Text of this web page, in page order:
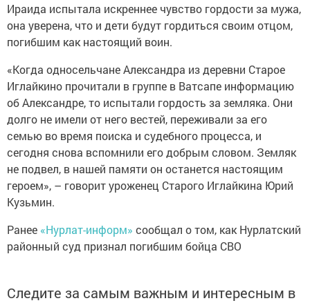
Ираида испытала искреннее чувство гордости за мужа,
она уверена, что и дети будут гордиться своим отцом,
погибшим как настоящий воин.
«Когда односельчане Александра из деревни Старое
Иглайкино прочитали в группе в Ватсапе информацию
об Александре, то испытали гордость за земляка. Они
долго не имели от него вестей, переживали за его
семью во время поиска и судебного процесса, и
сегодня снова вспомнили его добрым словом. Земляк
не подвел, в нашей памяти он останется настоящим
героем», – говорит уроженец Старого Иглайкина Юрий
Кузьмин.
Ранее «Нурлат-информ» сообщал о том, как Нурлатский
районный суд признал погибшим бойца СВО
Следите за самым важным и интересным в